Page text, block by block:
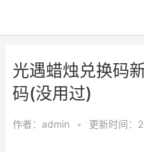
光遇蜡烛兑换码
码(没用过)
作者： admin • 更新时间：